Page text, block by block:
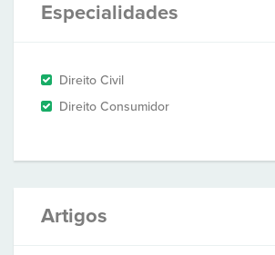
Especialidades
Direito Civil
Direito Consumidor
Artigos